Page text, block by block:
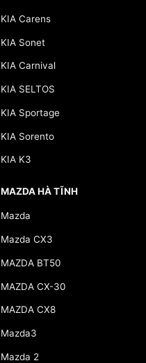
KIA Carens
KIA Sonet
KIA Carnival
KIA SELTOS
KIA Sportage
KIA Sorento
KIA K3
MAZDA HÀ TĨNH
Mazda
Mazda CX3
MAZDA BT50
MAZDA CX-30
MAZDA CX8
Mazda3
Mazda 2